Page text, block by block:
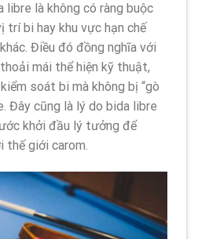
là không có ràng buộc
trí bi hay khu vực hạn chế
Điều đó đồng nghĩa với
mái thể hiện kỹ thuật,
soát bi mà không bị “gò
Đây cũng là lý do bida libre
khởi đầu lý tưởng để
thế giới carom.